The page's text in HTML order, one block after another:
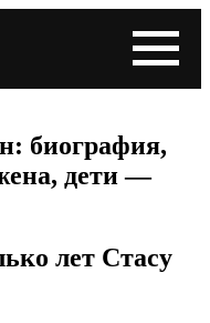
биография,
дети —
лет Стасу